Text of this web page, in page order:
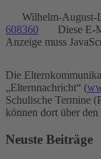
Wilhelm-August-
608360
Diese E-
Anzeige muss
Die
„Elternnachricht“ (
Schulische Termine
können dort über
Neuste Beiträge